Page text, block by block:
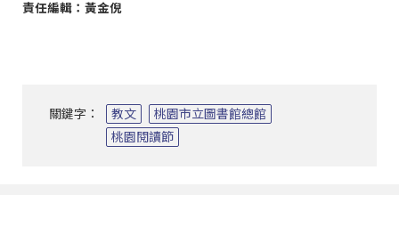
責任編輯：黃金倪
關鍵字： 教文
桃園市立圖書館總館
桃園閱讀節